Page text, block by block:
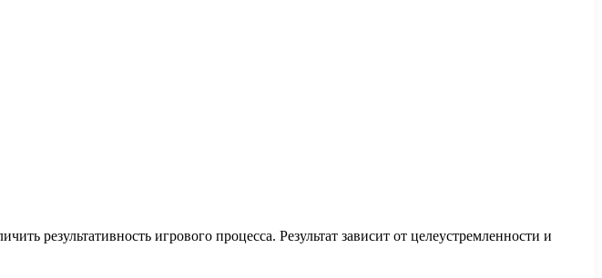
результативность игрового процесса. Результат зависит от целеустремленности и